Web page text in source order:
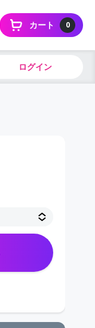
0
カート
ログイン